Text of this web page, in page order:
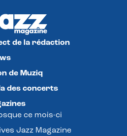
de la rédaction
de Muziq
des concerts
ce mois-ci
Jazz Magazine